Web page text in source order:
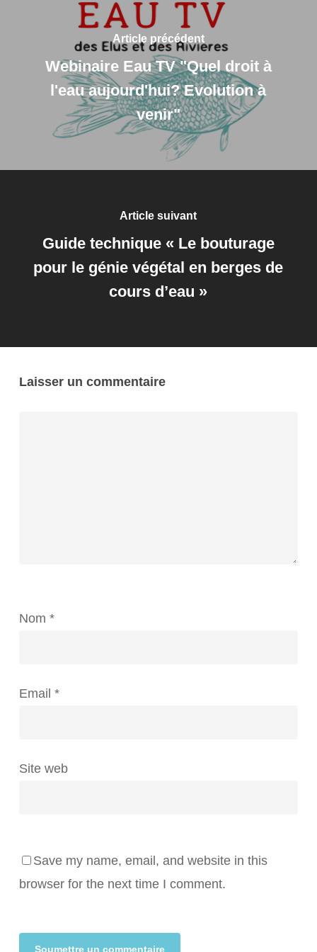
Article précédent
Webinaire Eau TV "Quel droit à
l'eau aujourd'hui? Evolution à
venir"
Article suivant
Guide technique « Le bouturage
pour le génie végétal en berges de
cours d’eau »
Laisser un commentaire
Nom *
Email *
Site web
Save my name, email, and website in this
browser for the next time I comment.